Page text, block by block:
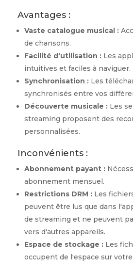
Avantages :
Vaste catalogue musical :
de chansons.
Facilité d'utilisation :Les
intuitives et faciles à naviguer.
Synchronisation :Les
synchronisés entre vos
Découverte musicale :Les
streaming proposent des
personnalisées.
Inconvénients :
Abonnement payant :
abonnement mensuel.
Restrictions DRM :Les
peuvent être lus que dans
de streaming et ne peuvent
vers d'autres appareils.
Espace de stockage :Les
occupent de l'espace sur